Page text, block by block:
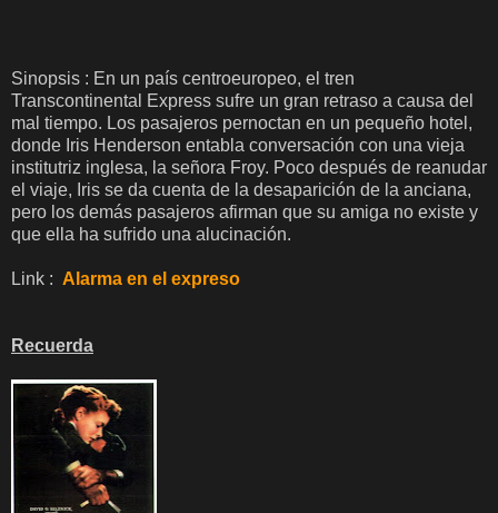
Sinopsis : En un país centroeuropeo, el tren
Transcontinental Express sufre un gran retraso a causa del
mal tiempo. Los pasajeros pernoctan en un pequeño hotel,
donde Iris Henderson entabla conversación con una vieja
institutriz inglesa, la señora Froy. Poco después de reanudar
el viaje, Iris se da cuenta de la desaparición de la anciana,
pero los demás pasajeros afirman que su amiga no existe y
que ella ha sufrido una alucinación.
Link : Alarma en el expreso
Recuerda